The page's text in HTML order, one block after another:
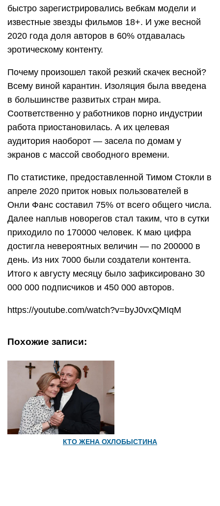
быстро зарегистрировались вебкам модели и
известные звезды фильмов 18+. И уже весной
2020 года доля авторов в 60% отдавалась
эротическому контенту.
Почему произошел такой резкий скачек весной?
Всему виной карантин. Изоляция была введена
в большинстве развитых стран мира.
Соответственно у работников порно индустрии
работа приостановилась. А их целевая
аудитория наоборот — засела по домам у
экранов с массой свободного времени.
По статистике, предоставленной Тимом Стокли в
апреле 2020 приток новых пользователей в
Онли Фанс составил 75% от всего общего числа.
Далее наплыв новорегов стал таким, что в сутки
приходило по 170000 человек. К маю цифра
достигла невероятных величин — по 200000 в
день. Из них 7000 были создатели контента.
Итого к августу месяцу было зафиксировано 30
000 000 подписчиков и 450 000 авторов.
https://youtube.com/watch?v=byJ0vxQMIqM
Похожие записи:
КТО ЖЕНА ОХЛОБЫСТИНА